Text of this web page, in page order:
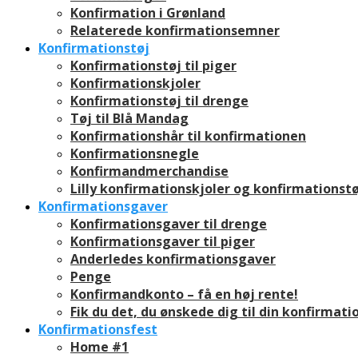
Konfirmation i Grønland
Relaterede konfirmationsemner
Konfirmationstøj
Konfirmationstøj til piger
Konfirmationskjoler
Konfirmationstøj til drenge
Tøj til Blå Mandag
Konfirmationshår til konfirmationen
Konfirmationsnegle
Konfirmandmerchandise
Lilly konfirmationskjoler og
Konfirmationsgaver
Konfirmationsgaver til drenge
Konfirmationsgaver til piger
Anderledes konfirmationsgaver
Penge
Konfirmandkonto – få en høj rente!
Fik du det, du ønskede dig til din
Konfirmationsfest
Home #1